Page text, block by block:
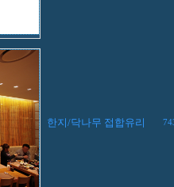
한지/닥나무 접합유리